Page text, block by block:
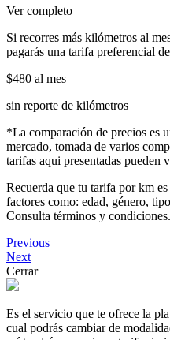
Ver completo
Si recorres más kilómetros al
pagarás una tarifa preferencial de
$480 al mes
sin reporte de kilómetros
*La comparación de precios es
mercado, tomada de varios
tarifas aqui presentadas pueden
Recuerda que tu tarifa por km
factores como: edad, género,
Consulta términos y condiciones.
Previous
Next
Cerrar
Es el servicio que te ofrece la
cual podrás cambiar de